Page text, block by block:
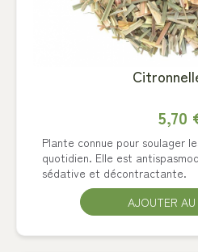
5,70
Plante connue pour soulager
quotidien. Elle est
sédative et décontractante.
AJOUTER AU